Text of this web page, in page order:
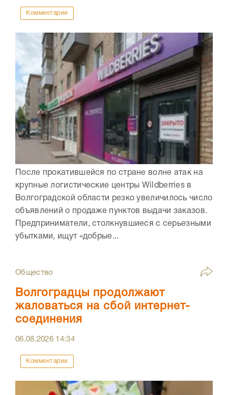
Комментарии
После прокатившейся по стране волне атак на
крупные логистические центры Wildberries в
Волгоградской области резко увеличилось число
объявлений о продаже пунктов выдачи заказов.
Предприниматели, столкнувшиеся с серьезными
убытками, ищут «добрые...
Общество
Волгоградцы продолжают
жаловаться на сбой интернет-
соединения
06.08.2026 14:34
Комментарии